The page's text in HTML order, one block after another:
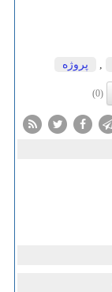
پروژه
(0)